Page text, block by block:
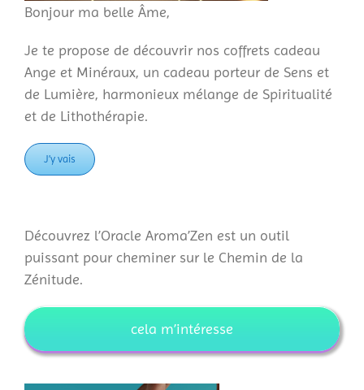
Bonjour ma belle Âme,
Je te propose de découvrir nos coffrets cadeau
Ange et Minéraux, un cadeau porteur de Sens et
de Lumière, harmonieux mélange de Spiritualité
et de Lithothérapie.
J’y vais
Découvrez l’Oracle Aroma’Zen est un outil
puissant pour cheminer sur le Chemin de la
Zénitude.
cela m’intéresse